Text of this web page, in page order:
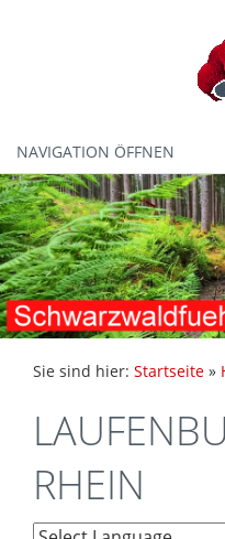
NAVIGATION ÖFFNEN
Sie sind hier: Startseite »
RHEIN